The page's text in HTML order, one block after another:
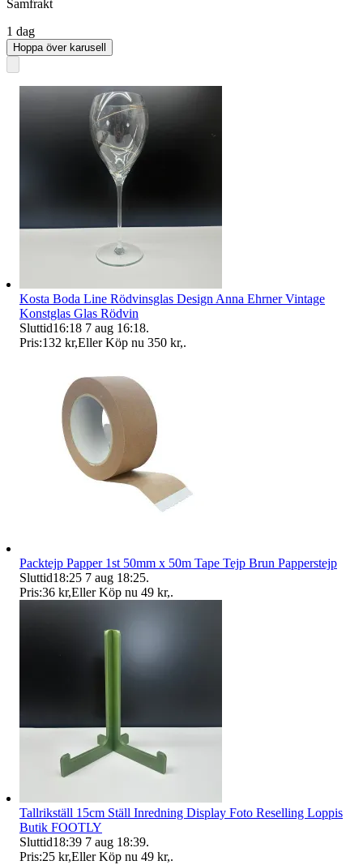
Samfrakt
1 dag
Hoppa över karusell
Kosta Boda Line Rödvinsglas Design Anna Ehrner Vintage
Konstglas Glas Rödvin
Sluttid16:18 7 aug 16:18.
Pris:132 kr,Eller Köp nu 350 kr,.
Packtejp Papper 1st 50mm x 50m Tape Tejp Brun Papperstejp
Sluttid18:25 7 aug 18:25.
Pris:36 kr,Eller Köp nu 49 kr,.
Tallrikställ 15cm Ställ Inredning Display Foto Reselling Loppis
Butik FOOTLY
Sluttid18:39 7 aug 18:39.
Pris:25 kr,Eller Köp nu 49 kr,.